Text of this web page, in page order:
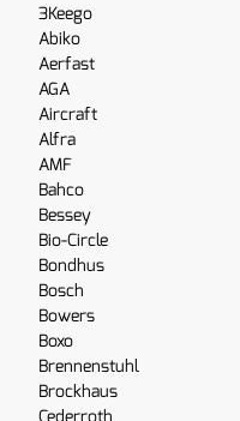
3Keego
Abiko
Aerfast
AGA
Aircraft
Alfra
AMF
Bahco
Bessey
Bio-Circle
Bondhus
Bosch
Bowers
Boxo
Brennenstuhl
Brockhaus